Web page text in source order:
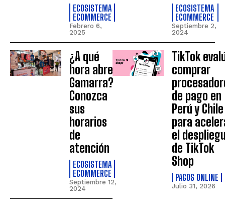
ECOSISTEMA
ECOMMERCE
Febrero 6,
2025
ECOSISTEMA
ECOMMERCE
Septiembre 2,
2024
¿A qué
hora abre
Gamarra?
Conozca
sus
horarios
de
atención
ECOSISTEMA
ECOMMERCE
Septiembre 12,
2024
TikTok
comprar
de pago en
Perú y Chile
para
el
de TikTok
Shop
PAGOS ONLINE
Julio 31, 2026